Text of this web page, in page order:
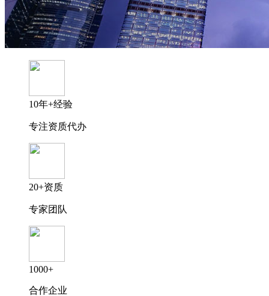
10年+经验
专注资质代办
20+资质
专家团队
1000+
合作企业